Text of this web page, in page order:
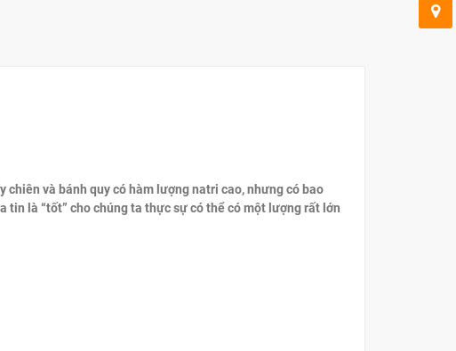
và bánh quy có hàm lượng natri cao, nhưng có bao
là “tốt” cho chúng ta thực sự có thể có một lượng rất lớn